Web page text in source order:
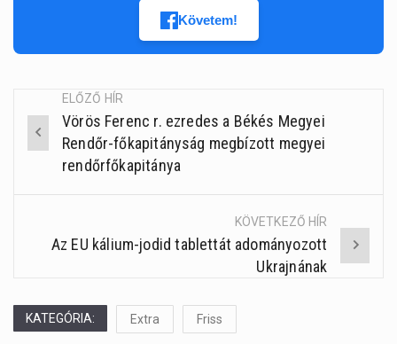
Követem!
Post
navigation
ELŐZŐ HÍR
Vörös Ferenc r. ezredes a Békés Megyei
Rendőr-főkapitányság megbízott megyei
rendőrfőkapitánya
KÖVETKEZŐ HÍR
Az EU kálium-jodid tablettát adományozott
Ukrajnának
KATEGÓRIA: Extra Friss